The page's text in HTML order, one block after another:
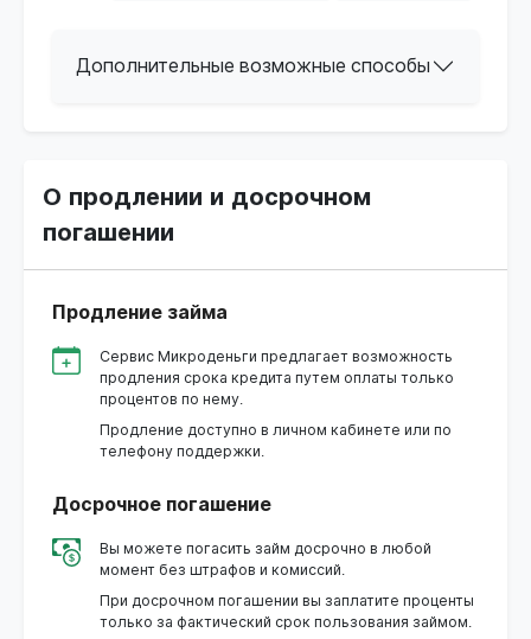
Дополнительные возможные способы
О продлении и досрочном
погашении
Продление займа
Сервис Микроденьги предлагает возможность
продления срока кредита путем оплаты только
процентов по нему.
Продление доступно в личном кабинете или по
телефону поддержки.
Досрочное погашение
Вы можете погасить займ досрочно в любой
момент без штрафов и комиссий.
При досрочном погашении вы заплатите проценты
только за фактический срок пользования займом.